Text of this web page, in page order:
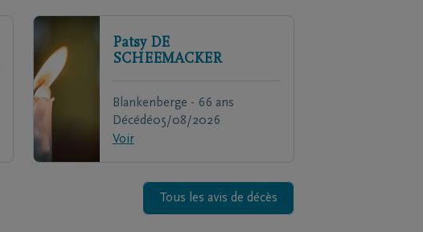
Patsy DE
SCHEEMACKER
Blankenberge - 66 ans
Décédé05/08/2026
Voir
Tous les avis de décès